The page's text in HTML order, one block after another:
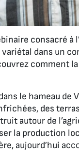
consacré
dans un
comment
le hameau
des
autour de
la production
aujourd’hui